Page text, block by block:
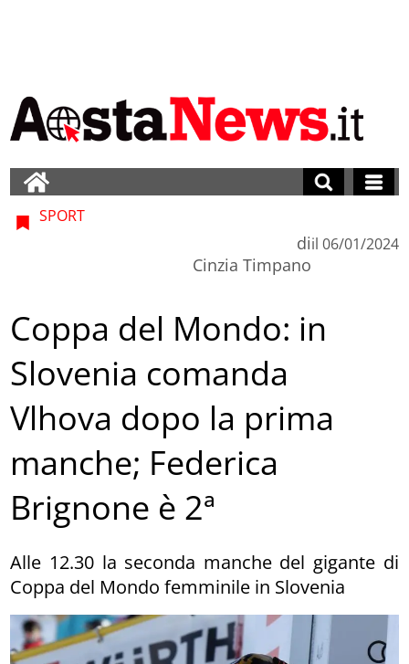
SPORT
di
Cinzia Timpano
il 06/01/2024
Coppa del Mondo: in
Slovenia comanda
Vlhova dopo la prima
manche; Federica
Brignone è 2ª
Alle 12.30 la seconda manche del gigante di
Coppa del Mondo femminile in Slovenia